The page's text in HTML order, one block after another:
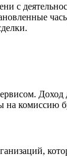
с
Доход
комиссию